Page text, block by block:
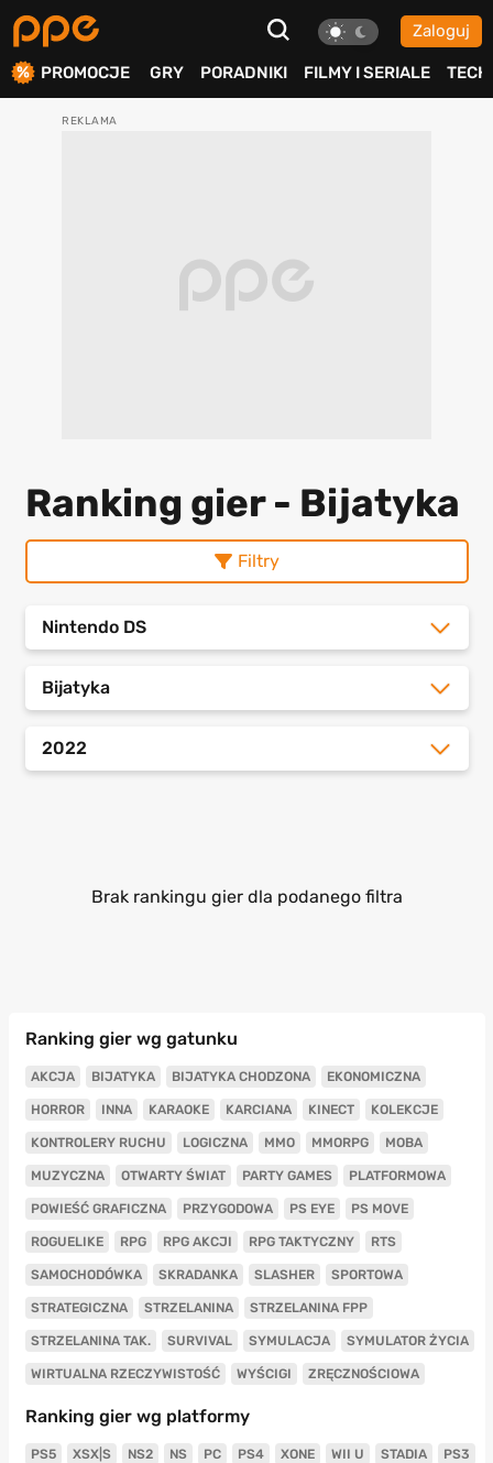
Zaloguj
PROMOCJE GRY PORADNIKI FILMY I SERIALE TECH
Ranking gier - Bijatyka
Filtry
Nintendo DS
Bijatyka
2022
Brak rankingu gier dla podanego filtra
Ranking gier wg gatunku
AKCJA BIJATYKA BIJATYKA CHODZONA EKONOMICZNA
HORROR INNA KARAOKE KARCIANA KINECT KOLEKCJE
KONTROLERY RUCHU LOGICZNA MMO MMORPG MOBA
MUZYCZNA OTWARTY ŚWIAT PARTY GAMES PLATFORMOWA
POWIEŚĆ GRAFICZNA PRZYGODOWA PS EYE PS MOVE
ROGUELIKE RPG RPG AKCJI RPG TAKTYCZNY RTS
SAMOCHODÓWKA SKRADANKA SLASHER SPORTOWA
STRATEGICZNA STRZELANINA STRZELANINA FPP
STRZELANINA TAK. SURVIVAL SYMULACJA SYMULATOR ŻYCIA
WIRTUALNA RZECZYWISTOŚĆ WYŚCIGI ZRĘCZNOŚCIOWA
Ranking gier wg platformy
PS5 XSX|S NS2 NS PC PS4 XONE WII U STADIA PS3